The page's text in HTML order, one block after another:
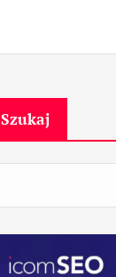
Szukaj